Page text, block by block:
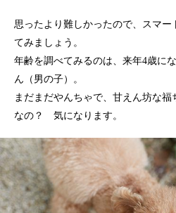
思ったより難しかったので、スマー
てみましょう。
年齢を調べてみるのは、来年4歳に
ん（男の子）。
まだまだやんちゃで、甘えん坊な
なの？ 気になります。